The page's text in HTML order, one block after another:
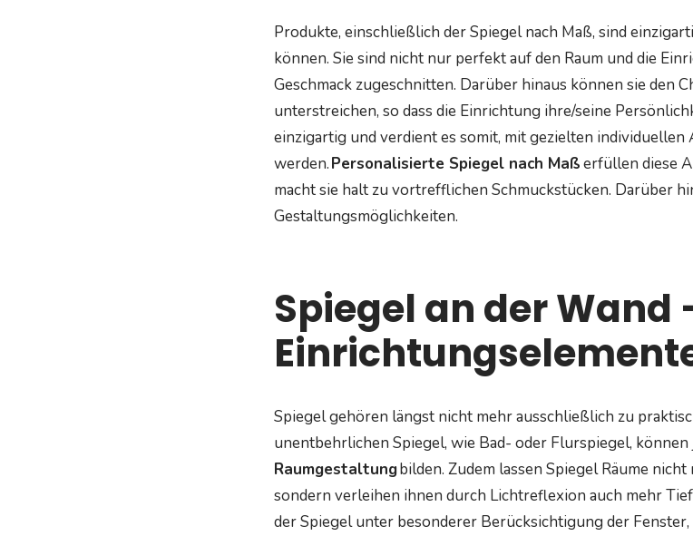
Produkte, einschließlich der Spiegel nach Maß, sind
können. Sie sind nicht nur perfekt auf den Raum und die
Geschmack zugeschnitten. Darüber hinaus können sie den
unterstreichen, so dass die Einrichtung ihre/seine
einzigartig und verdient es somit, mit gezielten
werden.Personalisierte Spiegel nach Maßerfüllen diese
macht sie halt zu vortrefflichen Schmuckstücken. Darüber
Gestaltungsmöglichkeiten.
Spiegel an der
Spiegel gehören längst nicht mehr ausschließlich zu
unentbehrlichen Spiegel, wie Bad- oder Flurspiegel, können
Raumgestaltungbilden. Zudem lassen Spiegel Räume
sondern verleihen ihnen durch Lichtreflexion auch mehr
der Spiegel unter besonderer Berücksichtigung der